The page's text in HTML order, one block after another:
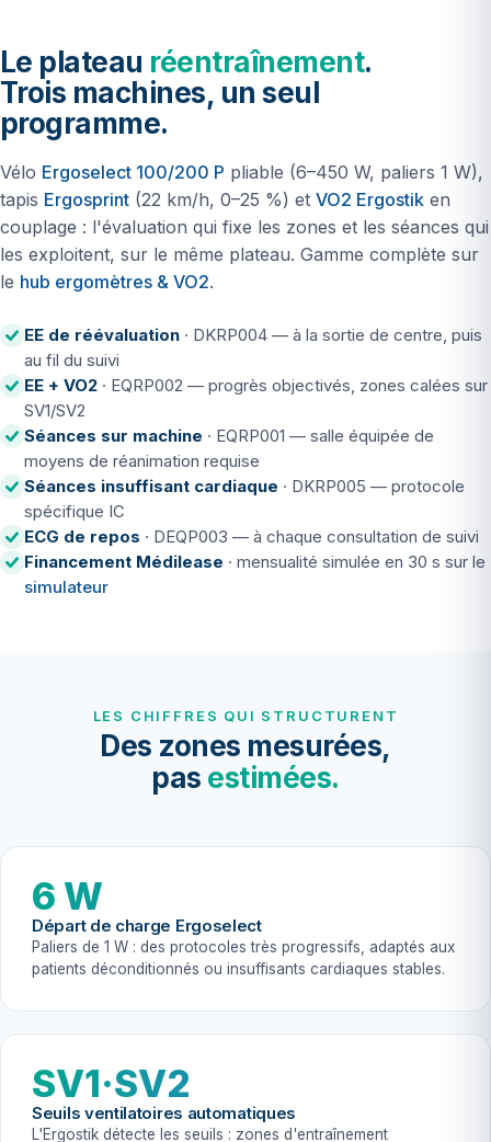
Le plateau réentraînement.
Trois machines, un seul
programme.
Vélo Ergoselect 100/200 P pliable (6–450 W, paliers 1 W),
tapis Ergosprint (22 km/h, 0–25 %) et VO2 Ergostik en
couplage : l'évaluation qui fixe les zones et les séances qui
les exploitent, sur le même plateau. Gamme complète sur
le hub ergomètres & VO2.
EE de réévaluation · DKRP004 — à la sortie de centre, puis
au fil du suivi
EE + VO2 · EQRP002 — progrès objectivés, zones calées sur
SV1/SV2
Séances sur machine · EQRP001 — salle équipée de
moyens de réanimation requise
Séances insuffisant cardiaque · DKRP005 — protocole
spécifique IC
ECG de repos · DEQP003 — à chaque consultation de suivi
Financement Médilease · mensualité simulée en 30 s sur le
simulateur
LES CHIFFRES QUI STRUCTURENT
Des zones mesurées,
pas estimées.
6 W
Départ de charge Ergoselect
Paliers de 1 W : des protocoles très progressifs, adaptés aux
patients déconditionnés ou insuffisants cardiaques stables.
SV1·SV2
Seuils ventilatoires automatiques
L'Ergostik détecte les seuils : zones d'entraînement